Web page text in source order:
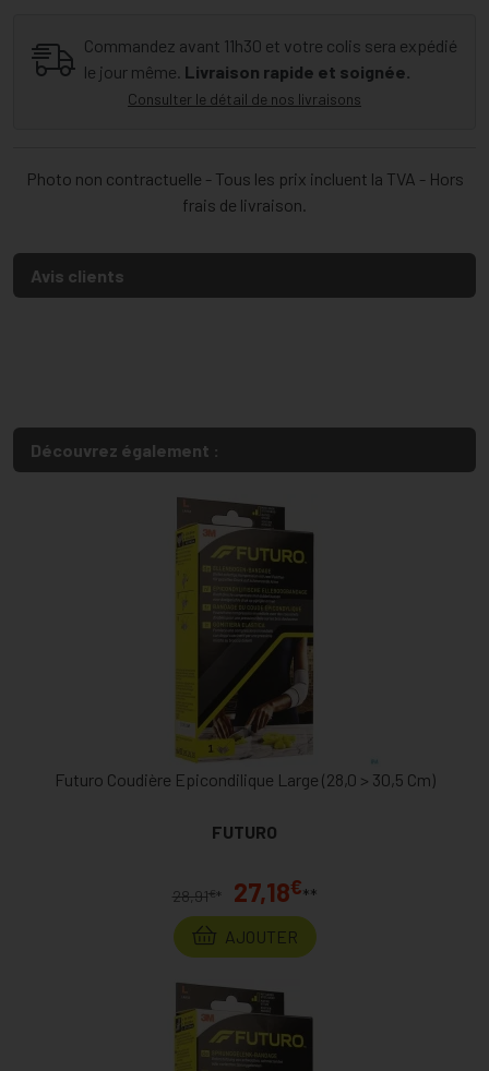
Commandez avant 11h30 et votre colis sera expédié
le jour même. Livraison rapide et soignée.
Consulter le détail de nos livraisons
Photo non contractuelle - Tous les prix incluent la TVA - Hors
frais de livraison.
Avis clients
Découvrez également :
Futuro Coudière Epicondilique Large (28,0 > 30,5 Cm)
FUTURO
28,91€ * 27,18€**
AJOUTER